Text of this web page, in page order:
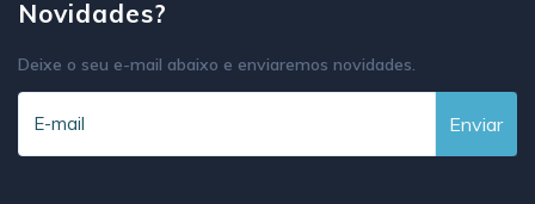
Novidades?
Deixe o seu e-mail abaixo e enviaremos novidades.
Enviar